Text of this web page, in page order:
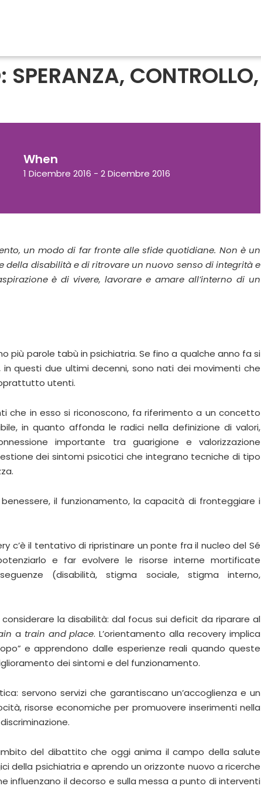
CONTROLLO,
When
1 Dicembre 2016 - 2 Dicembre 2016
un modo di far fronte alle sfide quotidiane. Non è un
della disabilità e di ritrovare un nuovo senso di integrità e
è di vivere, lavorare e amare all’interno di un
più parole tabù in psichiatria. Se fino a qualche anno fa si
questi due ultimi decenni, sono nati dei movimenti che
utenti.
che in esso si riconoscono, fa riferimento a un concetto
in quanto affonda le radici nella definizione di valori,
importante tra guarigione e valorizzazione
dei sintomi psicotici che integrano tecniche di tipo
il funzionamento, la capacità di fronteggiare i
c’è il tentativo di ripristinare un ponte fra il nucleo del Sé
e far evolvere le risorse interne mortificate
(disabilità, stigma sociale, stigma interno,
la disabilità: dal focus sui deficit da riparare al
a train and place. L’orientamento alla recovery implica
e apprendono dalle esperienze reali quando queste
dei sintomi e del funzionamento.
servono servizi che garantiscano un’accoglienza e un
risorse economiche per promuovere inserimenti nella
del dibattito che oggi anima il campo della salute
della psichiatria e aprendo un orizzonte nuovo a ricerche
influenzano il decorso e sulla messa a punto di interventi